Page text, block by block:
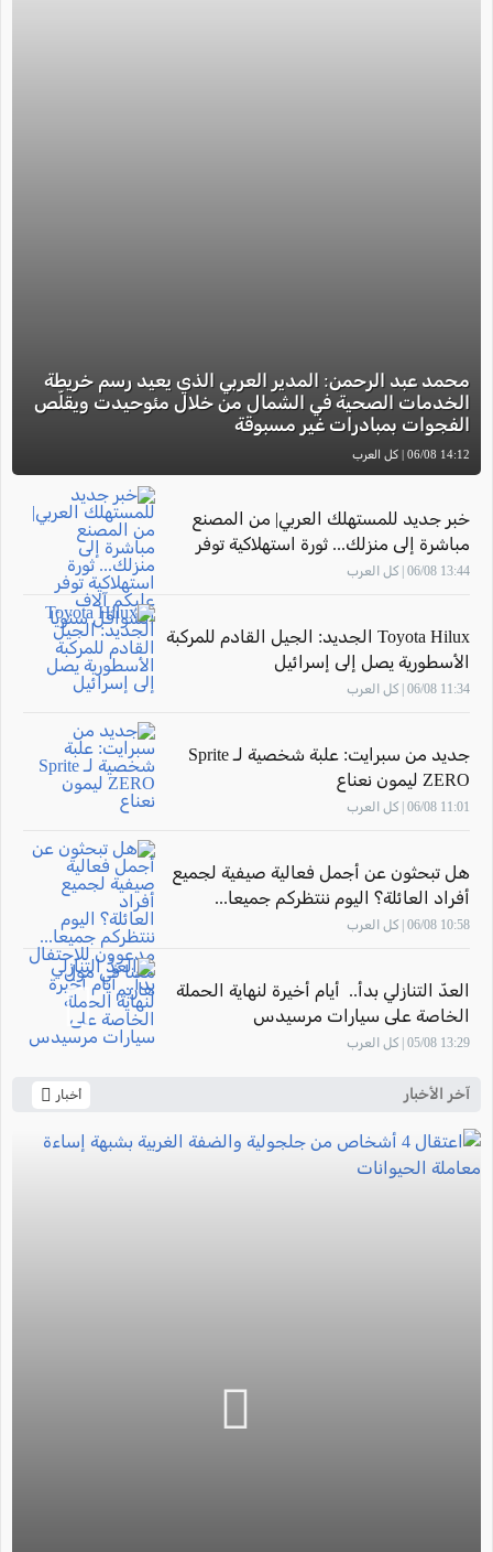
محمد عبد الرحمن: المدير العربي الذي يعيد رسم خريطة
الخدمات الصحية في الشمال من خلال مئوحيدت ويقلّص
الفجوات بمبادرات غير مسبوقة
14:12 06/08 | كل العرب
خبر جديد للمستهلك العربي| من المصنع
مباشرة إلى منزلك... ثورة استهلاكية توفر
عليكم آلاف الشواقل سنويًا
13:44 06/08 | كل العرب
Toyota Hilux الجديد: الجيل القادم للمركبة
الأسطورية يصل إلى إسرائيل
11:34 06/08 | كل العرب
جديد من سبرايت: علبة شخصية لـ Sprite
ZERO ليمون نعناع
11:01 06/08 | كل العرب
هل تبحثون عن أجمل فعالية صيفية لجميع
أفراد العائلة؟ اليوم ننتظركم جميعا...
مدعوون للاحتفال معنا في مول هاريم
10:58 06/08 | كل العرب
العدّ التنازلي بدأ.. أيام أخيرة لنهاية الحملة
الخاصة على سيارات مرسيدس
13:29 05/08 | كل العرب
آخر الأخبار أخبار